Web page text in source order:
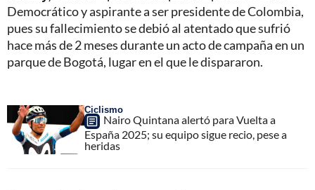
Democrático y aspirante a ser presidente de Colombia,
pues su fallecimiento se debió al atentado que sufrió
hace más de 2 meses durante un acto de campaña en un
parque de Bogotá, lugar en el que le dispararon.
Ciclismo
Nairo Quintana alertó para Vuelta a
España 2025; su equipo sigue recio, pese a
heridas